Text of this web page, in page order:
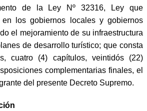
de la Ley Nº 32316, Ley que
los gobiernos locales y gobiernos
el mejoramiento de su infraestructura
de desarrollo turístico; que consta
cuatro (4) capítulos, veintidós (22)
complementarias finales, el
del presente Decreto Supremo.